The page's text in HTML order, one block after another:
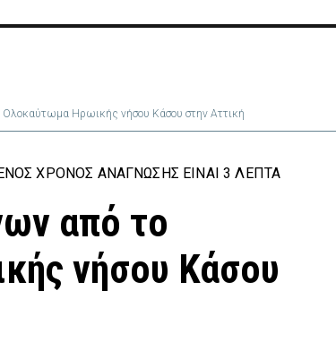
Ολοκαύτωμα Ηρωικής νήσου Κάσου στην Αττική
ΧΡΌΝΟΣ ΑΝΆΓΝΩΣΗΣ ΕΊΝΑΙ 3 ΛΕΠΤΆ
από το
νήσου Κάσου